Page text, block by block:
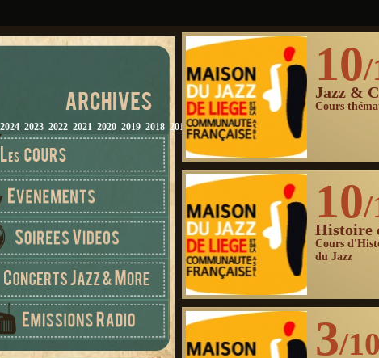
2024 2023 2022 2021 2020 2019 2018 2017 2016 2015 2014 2012
10/
Jazz &
Cours
10/
Histoire
Cours
du Jazz
3/10